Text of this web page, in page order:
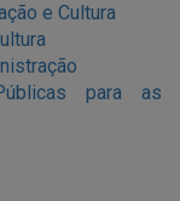
e Cultura
para as